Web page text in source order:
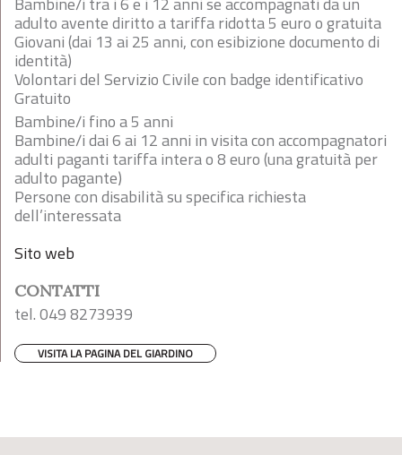
adulto avente diritto a tariffa ridotta 5 euro o gratuita
Giovani (dai 13 ai 25 anni, con esibizione documento di
identità)
Volontari del Servizio Civile con badge identificativo
Gratuito
Bambine/i fino a 5 anni
Bambine/i dai 6 ai 12 anni in visita con accompagnatori
adulti paganti tariffa intera o 8 euro (una gratuità per
adulto pagante)
Persone con disabilità su specifica richiesta
dell’interessata
Sito web
CONTATTI
tel. 049 8273939
VISITA LA PAGINA DEL GIARDINO